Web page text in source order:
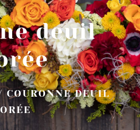
deuil
COURONNE DEUIL